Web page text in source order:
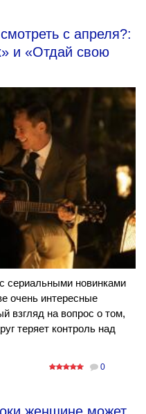
с апреля?:
и «Отдай свою
сериальными новинками
очень интересные
взгляд на вопрос о том,
теряет контроль над
0